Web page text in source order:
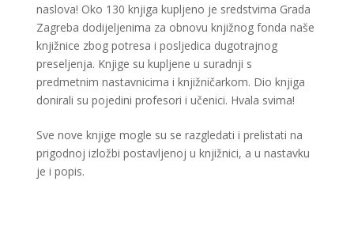
naslova! Oko 130 knjiga kupljeno je sredstvima Grada
Zagreba dodijeljenima za obnovu knjižnog fonda naše
knjižnice zbog potresa i posljedica dugotrajnog
preseljenja. Knjige su kupljene u suradnji s
predmetnim nastavnicima i knjižničarkom. Dio knjiga
donirali su pojedini profesori i učenici. Hvala svima!
Sve nove knjige mogle su se razgledati i prelistati na
prigodnoj izložbi postavljenoj u knjižnici, a u nastavku
je i popis.